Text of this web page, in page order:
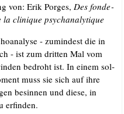
von: Erik Por­ges, Des fon­de­
la cli­ni­que psychanalytique
- zumin­dest die in
- ist zum drit­ten Mal vom
bedroht ist. In einem sol­
muss sie sich auf ihre
besin­nen und die­se, in
erfinden.